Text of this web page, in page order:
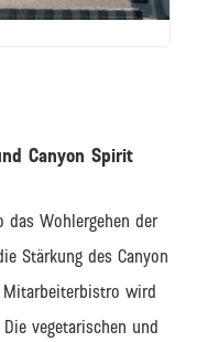
Canyon Spirit
das Wohlergehen der
Stärkung des Canyon
wird
vegetarischen und